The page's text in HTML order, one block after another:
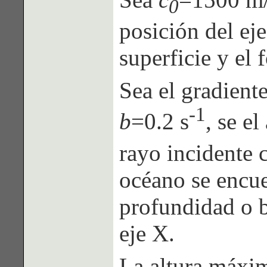
0
posición del
superficie y el
Sea el
b=0.2 s-1, se
rayo incidente
océano se
profundidad o
eje X.